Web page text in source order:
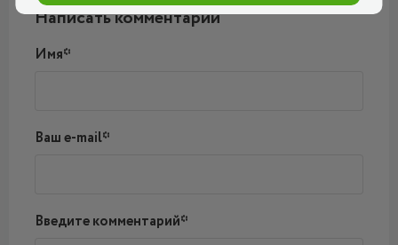
Написать комментарий
Имя*
Ваш e-mail*
Введите комментарий*